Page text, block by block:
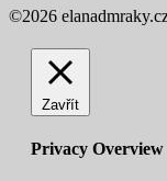
©2026
Zavřít
Privacy Overview